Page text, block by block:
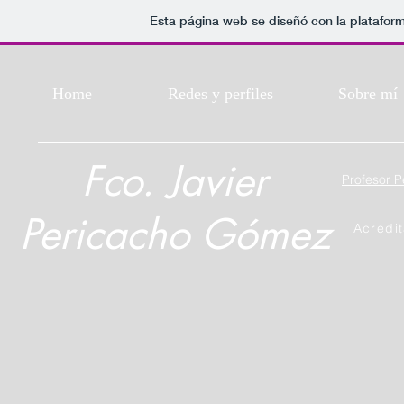
Esta página web se diseñó con la
Profesor
Fco. Javier
Pericacho Gómez
Home Redes y perfiles Sobre mí